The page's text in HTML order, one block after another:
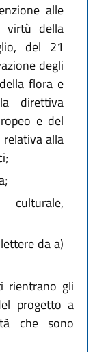
alle
virtù della
del 21
degli
flora e
direttiva
e del
alla
da a)
rientrano gli
progetto a
che sono